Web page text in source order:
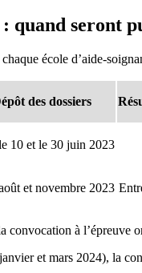
quand seront
école d’aide-
des dossiers
10 et le 30 juin 2023
et novembre 2023
convocation à l’épreuve
et mars 2024), la